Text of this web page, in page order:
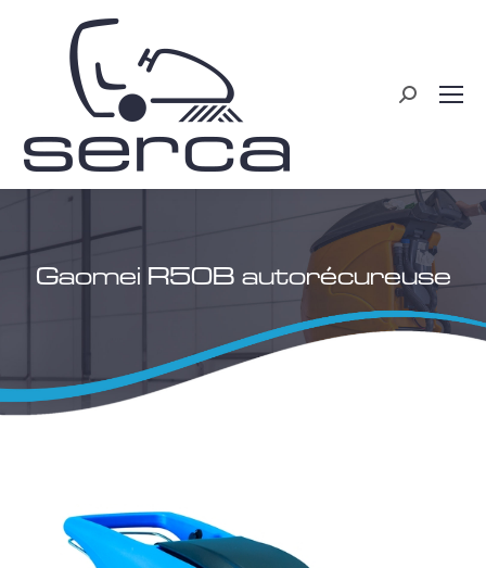
Recherche
Gaomei R50B autorécureuse